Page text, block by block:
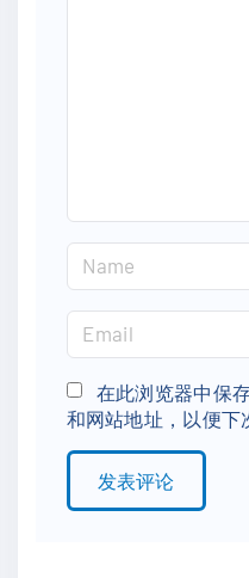
a
e
*
m
a
i
l
在此浏览器中保
和网站地址，以便下